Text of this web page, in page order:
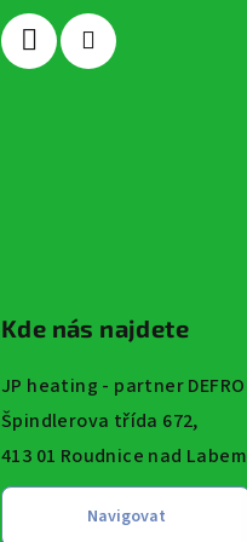
Kde nás najdete
JP heating - partner DEFRO
Špindlerova třída 672,
413 01 Roudnice nad Labem